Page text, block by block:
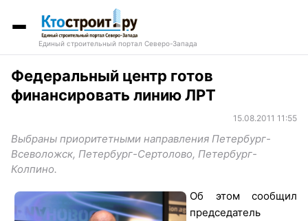
Единый строительный портал Северо-Запада
Федеральный центр готов
финансировать линию ЛРТ
15.08.2011 11:55
Выбраны приоритетными направления Петербург-
Всеволожск, Петербург-Сертолово, Петербург-
Колпино.
Об этом сообщил
председатель